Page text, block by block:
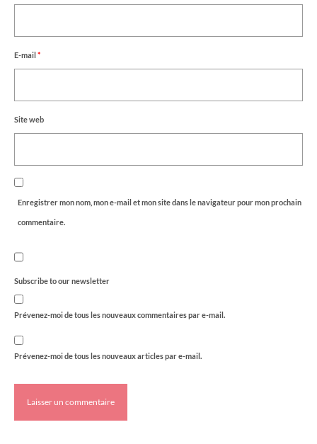
E-mail *
Site web
Enregistrer mon nom, mon e-mail et mon site dans le navigateur pour mon prochain
commentaire.
Subscribe to our newsletter
Prévenez-moi de tous les nouveaux commentaires par e-mail.
Prévenez-moi de tous les nouveaux articles par e-mail.